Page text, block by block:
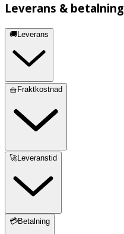
Leverans & betalning
🚚Leverans
🧺Fraktkostnad
🚀Leveranstid
💳Betalning